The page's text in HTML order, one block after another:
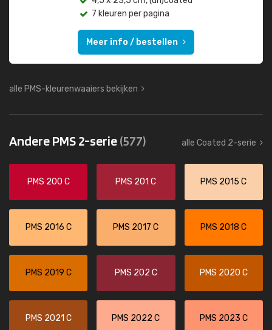
7 kleuren per pagina
Meer info / bestellen
alle PMS-kleurenwaaiers bekijken
Andere PMS 2-serie(577) alle Coated 2-serie
PMS 200 C PMS 201 C PMS 2015 C
PMS 2016 C PMS 2017 C PMS 2018 C
PMS 2019 C PMS 202 C PMS 2020 C
PMS 2021 C PMS 2022 C PMS 2023 C